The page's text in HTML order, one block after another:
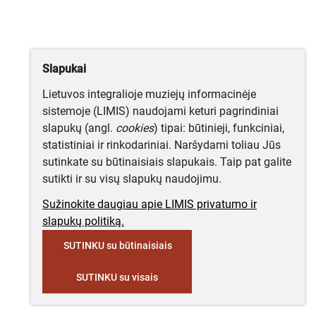
Slapukai
Lietuvos integralioje muziejų informacinėje
sistemoje (LIMIS) naudojami keturi pagrindiniai
slapukų (angl. cookies) tipai: būtinieji, funkciniai,
statistiniai ir rinkodariniai. Naršydami toliau Jūs
sutinkate su būtinaisiais slapukais. Taip pat galite
sutikti ir su visų slapukų naudojimu.
Sužinokite daugiau apie LIMIS privatumo ir
slapukų politiką.
SUTINKU su būtinaisiais
SUTINKU su visais